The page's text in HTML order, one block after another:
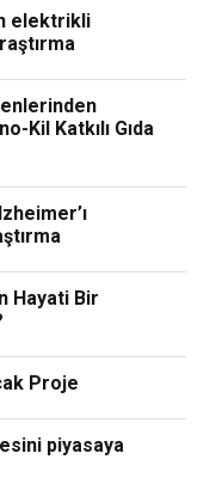
elektrikli
Kil Katkılı Gıda
Hayati Bir
Proje
piyasaya